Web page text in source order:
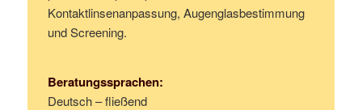
Kontaktlinsenanpassung, Augenglasbestimmung
und Screening.
Beratungssprachen:
Deutsch – fließend